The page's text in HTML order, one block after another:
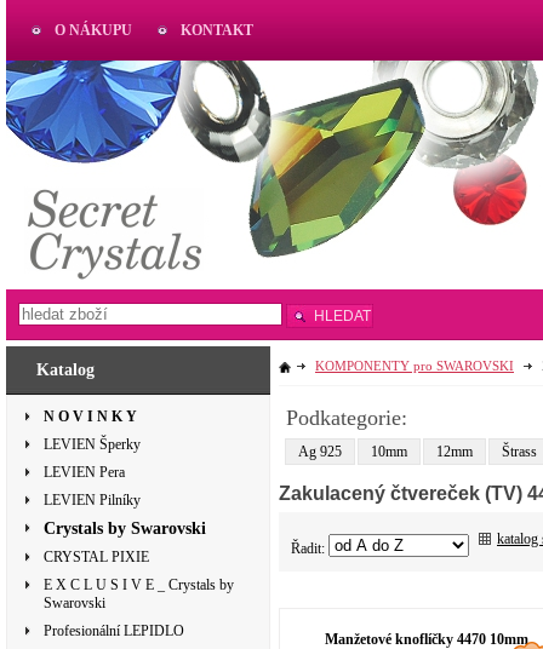
Katalog
N O V I N K Y
LEVIEN Šperky
LEVIEN Pera
LEVIEN Pilníky
Crystals by Swarovski
CRYSTAL PIXIE
E X C L U S I V E _ Crystals by
Swarovski
Profesionální LEPIDLO
KOMPONENTY pro SWAROVSKI
Podkategorie:
Ag 925 10mm 12mm Štrass
Zakulacený čtvereček (TV)
Řadit:
katalog
Manžetové knoflíčky 4470 10mm
O NÁKUPU KONTAKT
AKTUAL
www.aktual-koralky.cz
HLEDAT